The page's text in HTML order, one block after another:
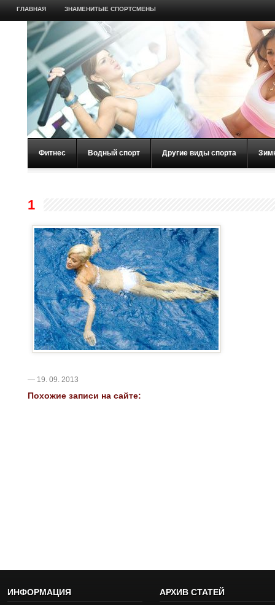
ГЛАВНАЯ ЗНАМЕНИТЫЕ СПОРТСМЕНЫ
Фитнес Водный спорт Другие виды спорта
1
— 19. 09. 2013
Похожие записи на сайте:
ИНФОРМАЦИЯ АРХИВ СТАТЕЙ